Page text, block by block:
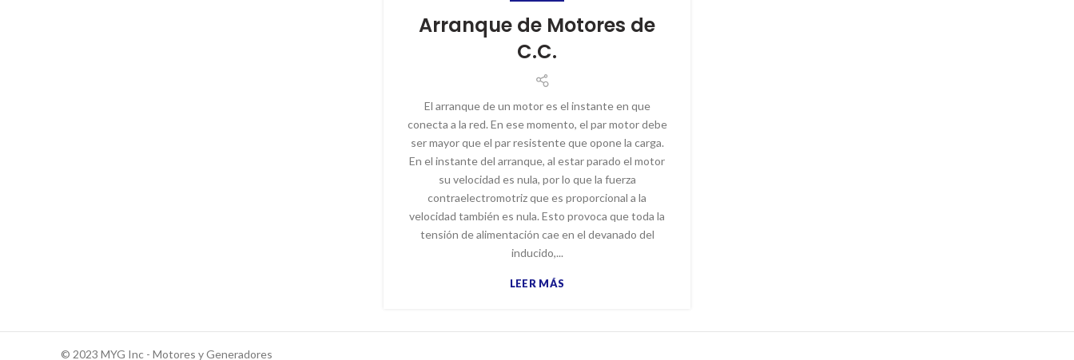
Arranque de Motores de
C.C.
El arranque de un motor es el instante en que
conecta a la red. En ese momento, el par motor debe
ser mayor que el par resistente que opone la carga.
En el instante del arranque, al estar parado el motor
su velocidad es nula, por lo que la fuerza
contraelectromotriz que es proporcional a la
velocidad también es nula. Esto provoca que toda la
tensión de alimentación cae en el devanado del
inducido,...
LEER MÁS
© 2023 MYG Inc - Motores y Generadores